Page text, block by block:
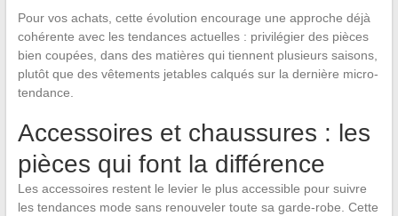
Pour vos achats, cette évolution encourage une approche déjà
cohérente avec les tendances actuelles : privilégier des pièces
bien coupées, dans des matières qui tiennent plusieurs saisons,
plutôt que des vêtements jetables calqués sur la dernière micro-
tendance.
Accessoires et chaussures : les
pièces qui font la différence
Les accessoires restent le levier le plus accessible pour suivre
les tendances mode sans renouveler toute sa garde-robe. Cette